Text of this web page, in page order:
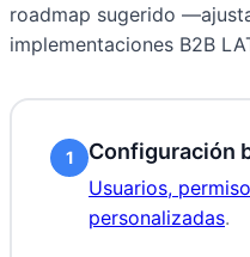
roadmap sugerido
implementaciones B2B
1 Configuración
Usuarios,
personalizadas.